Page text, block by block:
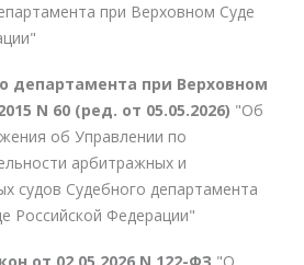
при Верховном Суде
департамента при Верховном
N 60 (ред. от 05.05.2026) "Об
об Управлении по
арбитражных и
судов Судебного департамента
Российской Федерации"